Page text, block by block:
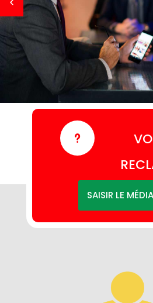
u
SAISIR LE